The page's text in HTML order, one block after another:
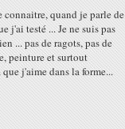
connaitre, quand je parle de
j'ai testé ... Je ne suis pas
... pas de ragots, pas de
peinture et surtout
j'aime dans la forme...